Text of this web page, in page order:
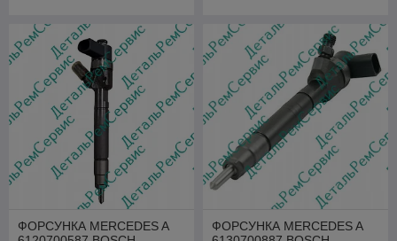
ФОРСУНКА MERCEDES A
ФОРСУНКА MERCEDES A